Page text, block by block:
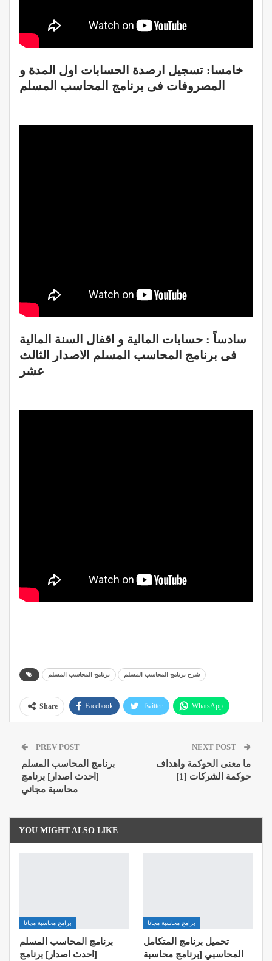
خامسا: تسجيل ارصدة الحسابات اول المدة و
المصروفات فى برنامج المحاسب المسلم
سادساً : حسابات المالية و اقفال السنة المالية
فى برنامج المحاسب المسلم الاصدار الثالث
عشر
برنامج المحاسب المسلم شرح برنامج المحاسب المسلم
Share Facebook Twitter WhatsApp
ReddIt
PREV POST
برنامج المحاسب المسلم
[احدث اصدار] برنامج
محاسبة مجاني
NEXT POST
ما معنى الحوكمة واهداف
حوكمة الشركات [1]
YOU MIGHT ALSO LIKE
برامج محاسبة مجانا
برنامج المحاسب المسلم
[احدث اصدار] برنامج
برامج محاسبة مجانا
تحميل برنامج المتكامل
المحاسبي [برنامج محاسبة